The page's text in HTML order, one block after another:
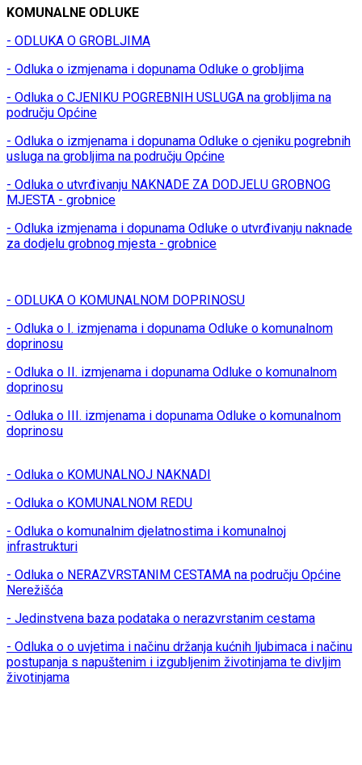
KOMUNALNE ODLUKE
- ODLUKA O GROBLJIMA
- Odluka o izmjenama i dopunama Odluke o grobljima
- Odluka o CJENIKU POGREBNIH USLUGA na grobljima na
području Općine
- Odluka o izmjenama i dopunama Odluke o cjeniku pogrebnih
usluga na grobljima na području Općine
- Odluka o utvrđivanju NAKNADE ZA DODJELU GROBNOG
MJESTA - grobnice
- Odluka izmjenama i dopunama Odluke o utvrđivanju naknade
za dodjelu grobnog mjesta - grobnice
- ODLUKA O KOMUNALNOM DOPRINOSU
- Odluka o I. izmjenama i dopunama Odluke o komunalnom
doprinosu
- Odluka o II. izmjenama i dopunama Odluke o komunalnom
doprinosu
- Odluka o III. izmjenama i dopunama Odluke o komunalnom
doprinosu
- Odluka o KOMUNALNOJ NAKNADI
- Odluka o KOMUNALNOM REDU
- Odluka o komunalnim djelatnostima i komunalnoj
infrastrukturi
- Odluka o NERAZVRSTANIM CESTAMA na području Općine
Nerežišća
- Jedinstvena baza podataka o nerazvrstanim cestama
- Odluka o o uvjetima i načinu držanja kućnih ljubimaca i načinu
postupanja s napuštenim i izgubljenim životinjama te divljim
životinjama